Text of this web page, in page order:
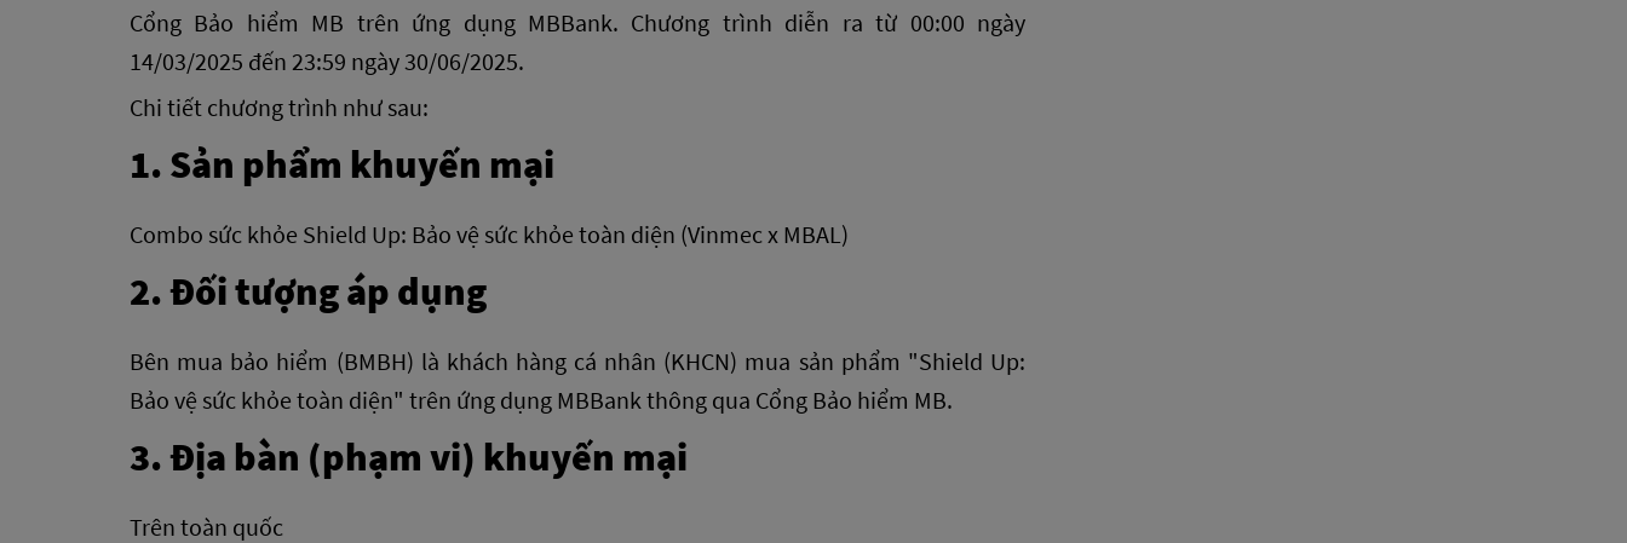
Cổng Bảo hiểm MB trên ứng dụng MBBank. Chương trình diễn ra từ 00:00 ngày
14/03/2025 đến 23:59 ngày 30/06/2025.
Chi tiết chương trình như sau:
1. Sản phẩm khuyến mại
Combo sức khỏe Shield Up: Bảo vệ sức khỏe toàn diện (Vinmec x MBAL)
2. Đối tượng áp dụng
Bên mua bảo hiểm (BMBH) là khách hàng cá nhân (KHCN) mua sản phẩm "Shield Up:
Bảo vệ sức khỏe toàn diện" trên ứng dụng MBBank thông qua Cổng Bảo hiểm MB.
3. Địa bàn (phạm vi) khuyến mại
Trên toàn quốc